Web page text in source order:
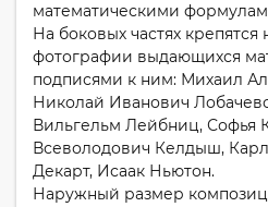
математическими
На боковых частях
фотографии выдающихся
подписями к ним: Михаил
Николай Иванович
Вильгельм Лейбниц, Софья
Всеволодович Келдыш,
Декарт, Исаак Ньютон.
Наружный размер